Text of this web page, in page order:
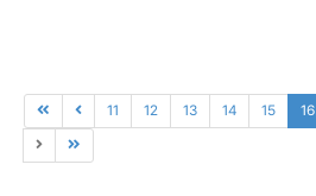
11 12 13 14 15 16